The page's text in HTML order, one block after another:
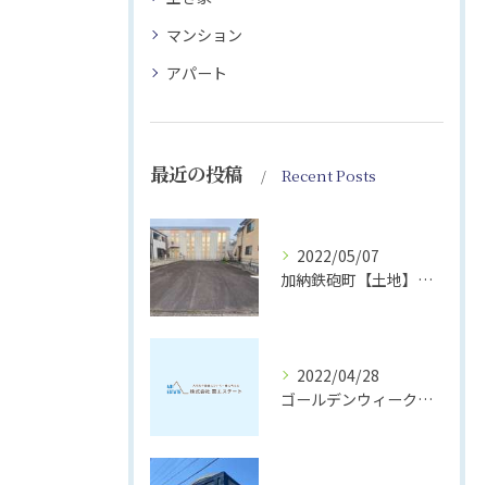
マンション
アパート
最近の投稿 Recent Posts
2022/05/07
加納鉄砲町【土地】成約御礼！｜株式会社葵エステート
2022/04/28
ゴールデンウィーク休業のお知らせ